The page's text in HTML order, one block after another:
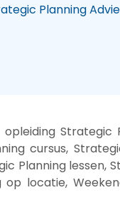
Planning
cursus,
Planning lessen,
locatie,